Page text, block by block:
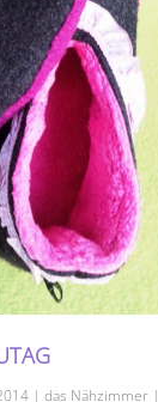
| das Nähzimmer|